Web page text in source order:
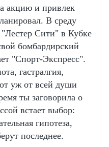
акцию и привлек
В среду
Сити" в Кубке
бомбардирский
"Спорт-Экспресс".
гастралгия,
уж от всей души
ты заговорила о
встает выбор:
гипотеза,
последнее.